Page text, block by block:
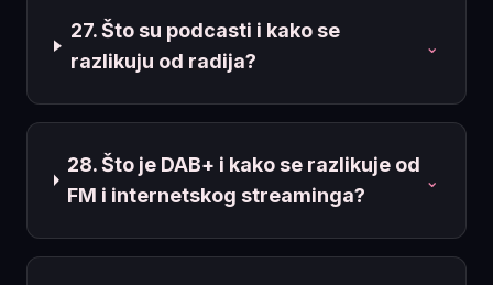
27. Što su podcasti i kako se
razlikuju od radija?
⌄
28. Što je DAB+ i kako se razlikuje od
FM i internetskog streaminga?
⌄